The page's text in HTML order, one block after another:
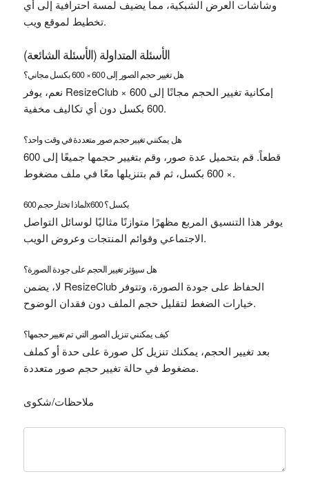
وشاشات العرض الشبكية، مما يضيف لمسة احترافية إلى أي
تخطيط لموقع ويب.
الأسئلة المتداولة (الأسئلة الشائعة)
هل تغيير حجم الصور إلى 600 × 600 بكسل مجاني؟
نعم، يوفر ResizeClub إمكانية تغيير الحجم مجانًا إلى 600 ×
600 بكسل دون أي تكاليف مخفية.
هل يمكنني تغيير حجم صور متعددة في وقت واحد؟
قطعاً. قم بتحميل عدة صور، وقم بتغيير حجمها جميعًا إلى 600
× 600 بكسل، ثم قم بتنزيلها معًا في ملف مضغوط.
لماذا تختار حجم 600x600 بكسل؟
يوفر هذا التنسيق المربع مظهرًا متوازنًا مثاليًا لوسائل التواصل
الاجتماعي وقوائم المنتجات وعروض الويب.
هل سيؤثر تغيير الحجم على جودة الصورة؟
لا، يضمن ResizeClub الحفاظ على جودة الصورة، وتتوفر
خيارات الضغط لتقليل حجم الملف دون فقدان الوضوح.
كيف يمكنني تنزيل الصور التي تم تغيير حجمها؟
بعد تغيير الحجم، يمكنك تنزيل كل صورة على حدة أو كملف
مضغوط في حالة تغيير حجم صور متعددة.
ملاحظات/شكوى